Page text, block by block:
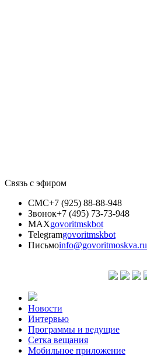
Связь с эфиром
СМС+7 (925) 88-88-948
Звонок+7 (495) 73-73-948
MAXgovoritmskbot
Telegramgovoritmskbot
Письмоinfo@govoritmoskva.ru
Новости
Интервью
Программы и ведущие
Сетка вещания
Мобильное приложение